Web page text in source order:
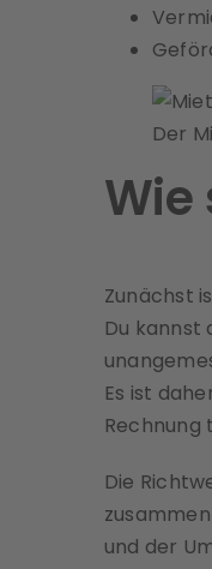
Der
Wie
Zunächst
Du kannst
Es ist
Rechnung
Die
und der